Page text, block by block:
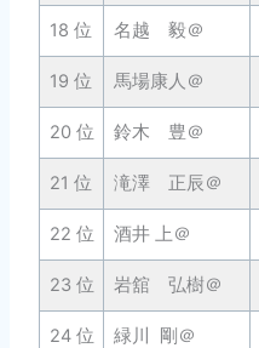
18 位 名越 毅＠
19 位 馬場康人＠
20 位 鈴木 豊＠
21 位 滝澤 正辰＠
22 位 酒井 上＠
23 位 岩舘 弘樹＠
24 位 緑川 剛＠